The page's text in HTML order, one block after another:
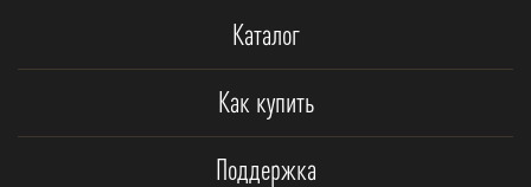
Каталог
Как купить
Поддержка